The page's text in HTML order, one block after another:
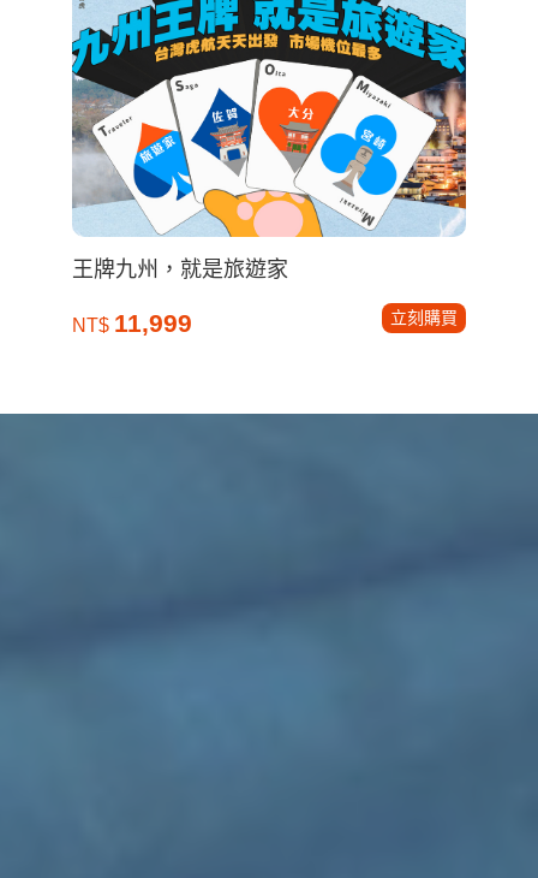
王牌九州，就是旅遊家
NT$ 11,999 立刻購買